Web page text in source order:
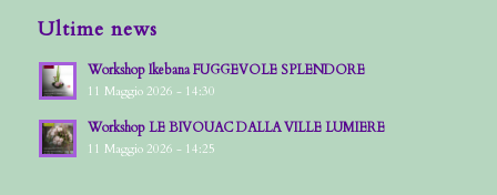
Ultime news
Workshop Ikebana FUGGEVOLE SPLENDORE
11 Maggio 2026 - 14:30
Workshop LE BIVOUAC DALLA VILLE LUMIERE
11 Maggio 2026 - 14:25